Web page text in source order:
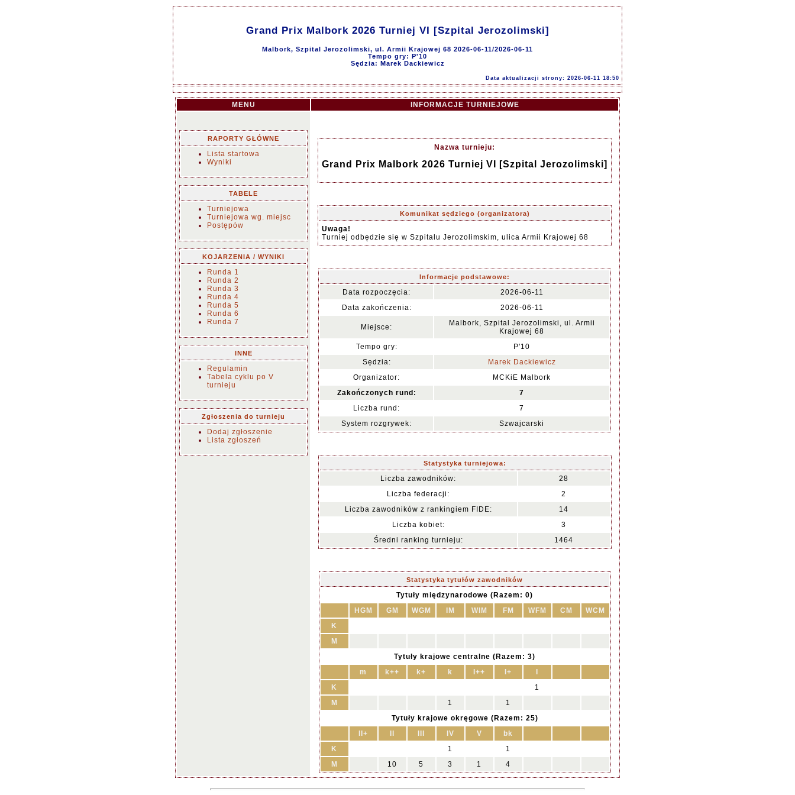
Grand Prix Malbork 2026 Turniej VI [Szpital Jerozolimski]
Malbork, Szpital Jerozolimski, ul. Armii Krajowej 68 2026-06-11/2026-06-11
Tempo gry: P'10
Sędzia: Marek Dackiewicz
Data aktualizacji strony: 2026-06-11 18:50
MENU INFORMACJE TURNIEJOWE
RAPORTY GŁÓWNE
Lista startowa
Wyniki
TABELE
Turniejowa
Turniejowa wg. miejsc
Postępów
KOJARZENIA / WYNIKI
Runda 1
Runda 2
Runda 3
Runda 4
Runda 5
Runda 6
Runda 7
INNE
Regulamin
Tabela cyklu po V
turnieju
Zgłoszenia do turnieju
Dodaj zgłoszenie
Lista zgłoszeń
Nazwa turnieju:
Grand Prix Malbork 2026 Turniej VI [Szpital Jerozolimski]
Komunikat sędziego (organizatora)
Uwaga!
Turniej odbędzie się w Szpitalu Jerozolimskim, ulica Armii Krajowej 68
Informacje podstawowe:
Data rozpoczęcia:
2026-06-11
Data zakończenia:
2026-06-11
Miejsce:
Malbork, Szpital Jerozolimski, ul. Armii
Krajowej 68
Tempo gry:
P'10
Sędzia:
Marek Dackiewicz
Organizator:
MCKiE Malbork
Zakończonych rund:
7
Liczba rund:
7
System rozgrywek:
Szwajcarski
Statystyka turniejowa:
Liczba zawodników:
28
Liczba federacji:
2
Liczba zawodników z rankingiem FIDE:
14
Liczba kobiet:
3
Średni ranking turnieju:
1464
Statystyka tytułów zawodników
Tytuły międzynarodowe (Razem: 0)
HGM
GM WGM IM WIM FM WFM CM
WCM
K
M
Tytuły krajowe centralne (Razem: 3)
m
k++ k+ k I++ I+
K
1
M
1
1
Tytuły krajowe okręgowe (Razem: 25)
II+
IV V
bk
K
1
1
M
10 5 3 1 4